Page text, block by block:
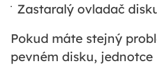
Zastaralý ovladač
Pokud máte stejný
pevném disku, jednotce